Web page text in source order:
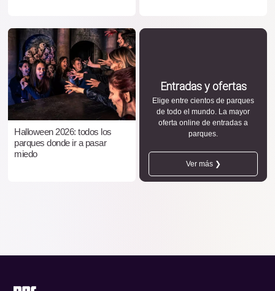
Halloween 2026: todos los
parques donde ir a pasar
miedo
Entradas y ofertas
Elige entre cientos de parques
de todo el mundo. La mayor
oferta online de entradas a
parques.
Ver más ❯